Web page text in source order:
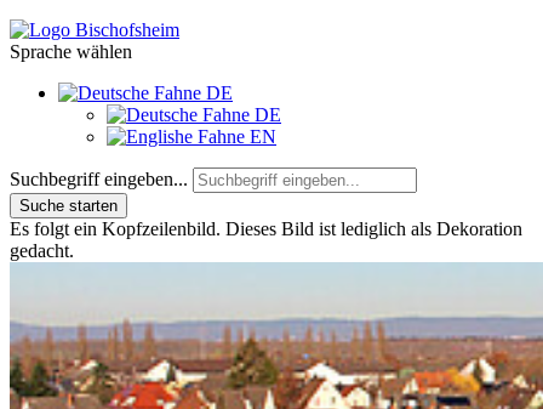
Sprache wählen
DE
DE
EN
Suchbegriff eingeben...
Suche starten
Es folgt ein Kopfzeilenbild. Dieses Bild ist lediglich als Dekoration
gedacht.